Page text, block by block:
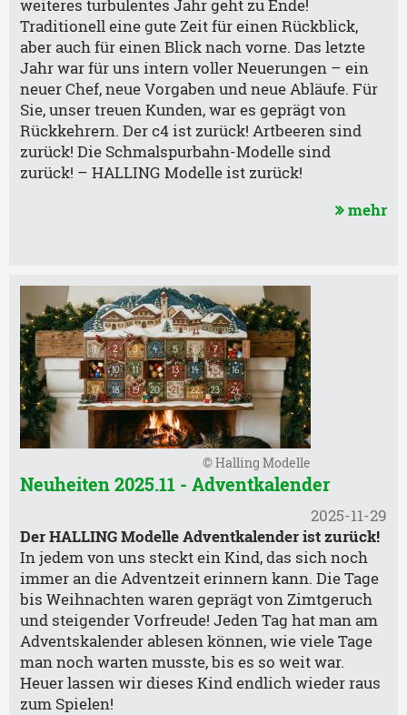
weiteres turbulentes Jahr geht zu Ende!
Traditionell eine gute Zeit für einen Rückblick,
aber auch für einen Blick nach vorne. Das letzte
Jahr war für uns intern voller Neuerungen – ein
neuer Chef, neue Vorgaben und neue Abläufe. Für
Sie, unser treuen Kunden, war es geprägt von
Rückkehrern. Der c4 ist zurück! Artbeeren sind
zurück! Die Schmalspurbahn-Modelle sind
zurück! – HALLING Modelle ist zurück!
mehr
© Halling Modelle
Neuheiten 2025.11 - Adventkalender
2025-11-29
Der HALLING Modelle Adventkalender ist zurück!
In jedem von uns steckt ein Kind, das sich noch
immer an die Adventzeit erinnern kann. Die Tage
bis Weihnachten waren geprägt von Zimtgeruch
und steigender Vorfreude! Jeden Tag hat man am
Adventskalender ablesen können, wie viele Tage
man noch warten musste, bis es so weit war.
Heuer lassen wir dieses Kind endlich wieder raus
zum Spielen!